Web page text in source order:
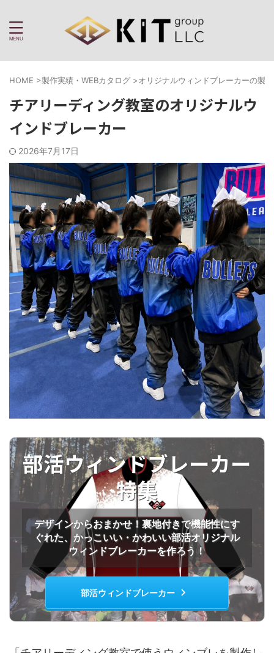
HOME >製作実績・WEBカタログ >オリジナルウィンドブレーカーの製
チアリーディング教室のオリジナルウ
インドブレーカー
2026年7月17日
部活ウィンドブレーカー
特集
デザインからおまかせ！裏地付きで機能性にす
ぐれた、かっこいい・かわいい部活オリジナル
ウィンドブレーカーを作ろう！
部活ウィンドブレーカー